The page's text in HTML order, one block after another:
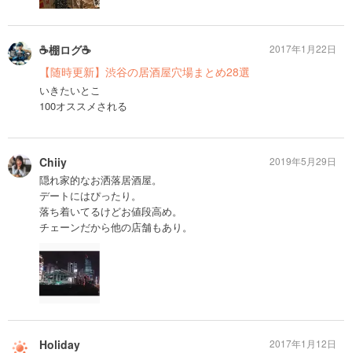
☕️棚ログ☕️
【随時更新】渋谷の居酒屋穴場まとめ28選
いきたいとこ
100オススメされる
2017年1月22日
Chiiy
隠れ家的なお洒落居酒屋。
デートにはぴったり。
落ち着いてるけどお値段高め。
チェーンだから他の店舗もあり。
2019年5月29日
Holiday 2017年1月12日